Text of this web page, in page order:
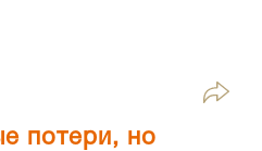
потери, но